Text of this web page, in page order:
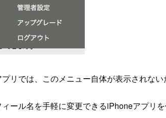
リでは、このメニュー自体が表示されな
ール名を手軽に変更できるiPhoneアプリ